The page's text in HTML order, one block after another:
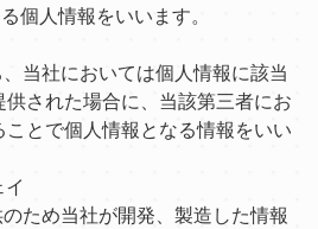
個人情報をいいます。
社においては個人情報に該当
された場合に、当該第三者にお
とで個人情報となる情報をいい
め当社が開発、製造した情報